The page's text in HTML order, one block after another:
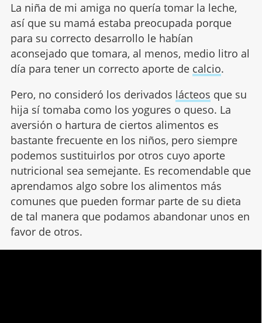
La niña de mi amiga no quería tomar la leche,
así que su mamá estaba preocupada porque
para su correcto desarrollo le habían
aconsejado que tomara, al menos, medio litro al
día para tener un correcto aporte de calcio.
Pero, no consideró los derivados lácteos que su
hija sí tomaba como los yogures o queso. La
aversión o hartura de ciertos alimentos es
bastante frecuente en los niños, pero siempre
podemos sustituirlos por otros cuyo aporte
nutricional sea semejante. Es recomendable que
aprendamos algo sobre los alimentos más
comunes que pueden formar parte de su dieta
de tal manera que podamos abandonar unos en
favor de otros.